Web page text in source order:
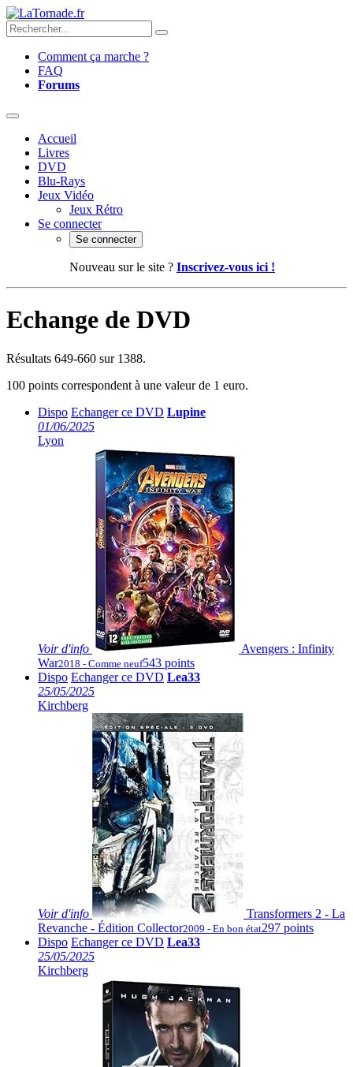
Comment ça marche ?
FAQ
Forums
Accueil
Livres
DVD
Blu-Rays
Jeux Vidéo
Jeux Rétro
Se connecter
Se connecter
Nouveau sur le site ? Inscrivez-vous ici !
Echange de DVD
Résultats 649-660 sur 1388.
100 points correspondent à une valeur de 1 euro.
Dispo Echanger ce DVD Lupine
01/06/2025
Lyon
Voir d'info
Avengers : Infinity
War2018 - Comme neuf543 points
Dispo Echanger ce DVD Lea33
25/05/2025
Kirchberg
Voir d'info
Transformers 2 - La
Revanche - Édition Collector2009 - En bon état297 points
Dispo Echanger ce DVD Lea33
25/05/2025
Kirchberg